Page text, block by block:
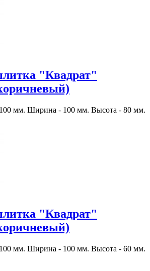
"Квадрат"
мм. Ширина - 100 мм. Высота - 80 мм.
"Квадрат"
мм. Ширина - 100 мм. Высота - 60 мм.